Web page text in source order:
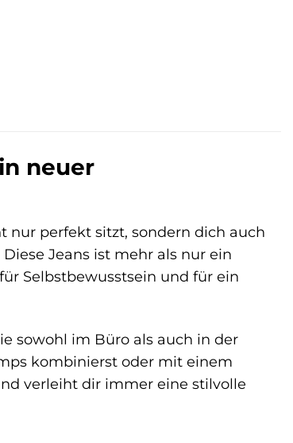
neuer
nur perfekt sitzt, sondern dich auch
Jeans ist mehr als nur ein
Selbstbewusstsein und für ein
sowohl im Büro als auch in der
kombinierst oder mit einem
verleiht dir immer eine stilvolle